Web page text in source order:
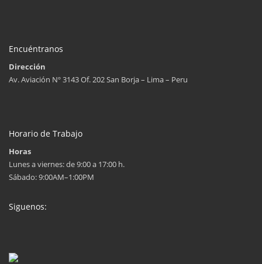
Encuéntranos
Dirección
Av. Aviación Nº 3143 Of. 202 San Borja – Lima – Peru
Horario de Trabajo
Horas
Lunes a viernes: de 9:00 a 17:00 h.
Sábado: 9:00AM–1:00PM
Siguenos: